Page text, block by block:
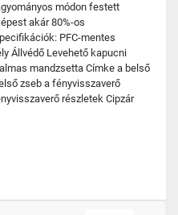
módon festett
akár 80%-os
PFC-mentes
Állvédő Levehető kapucni
mandzsetta Címke a belső
zseb a fényvisszaverő
részletek Cipzár